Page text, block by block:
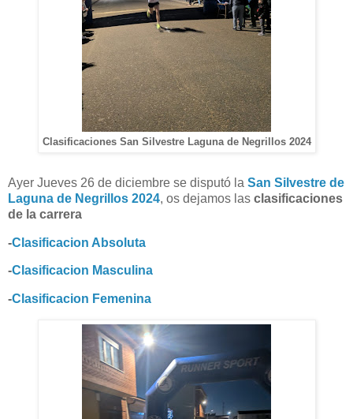
Clasificaciones San Silvestre Laguna de Negrillos 2024
Ayer Jueves 26 de diciembre se disputó la San Silvestre de
Laguna de Negrillos 2024, os dejamos las clasificaciones
de la carrera
-Clasificacion Absoluta
-Clasificacion Masculina
-Clasificacion Femenina